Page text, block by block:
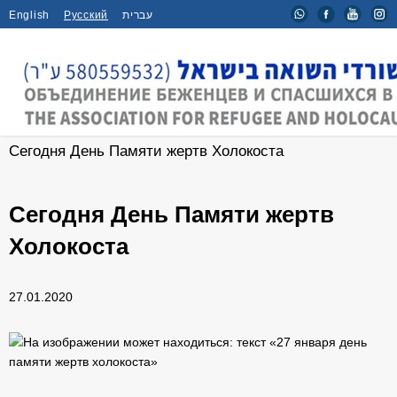
English Русский עברית
Главная / Новости /
Сегодня День Памяти жертв Холокоста
Сегодня День Памяти жертв
Холокоста
27.01.2020